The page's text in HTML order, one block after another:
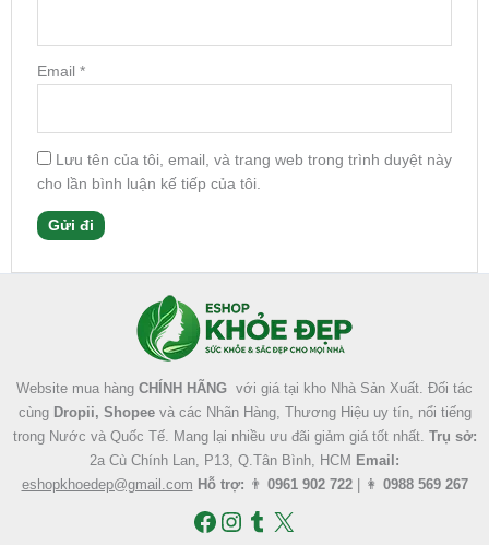
Email *
Lưu tên của tôi, email, và trang web trong trình duyệt này
cho lần bình luận kế tiếp của tôi.
Website mua hàng CHÍNH HÃNG với giá tại kho Nhà Sản Xuất. Đối tác
cùng Dropii, Shopeevà các Nhãn Hàng, Thương Hiệu uy tín, nổi tiếng
trong Nước và Quốc Tế. Mang lại nhiều ưu đãi giảm giá tốt nhất. Trụ sở:
2a Cù Chính Lan, P13, Q.Tân Bình, HCM Email:
eshopkhoedep@gmail.com Hỗ trợ: 👨 0961 902 722| 👩 0988 569 267